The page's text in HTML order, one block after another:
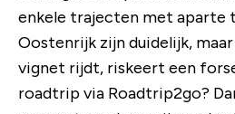
enkele trajecten met aparte
Oostenrijk zijn duidelijk,
vignet rijdt, riskeert een
roadtrip via Roadtrip2go?